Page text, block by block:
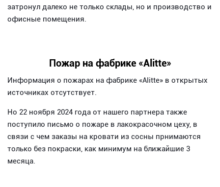
затронул далеко не только склады, но и производство и
офисные помещения.
Пожар на фабрике «Alitte»
Информация о пожарах на фабрике «Alitte» в открытых
источниках отсутствует.
Но 22 ноября 2024 года от нашего партнера также
поступило письмо о пожаре в лакокрасочном цеху, в
связи с чем заказы на кровати из сосны прнимаются
только без покраски, как минимум на ближайшие 3
месяца.